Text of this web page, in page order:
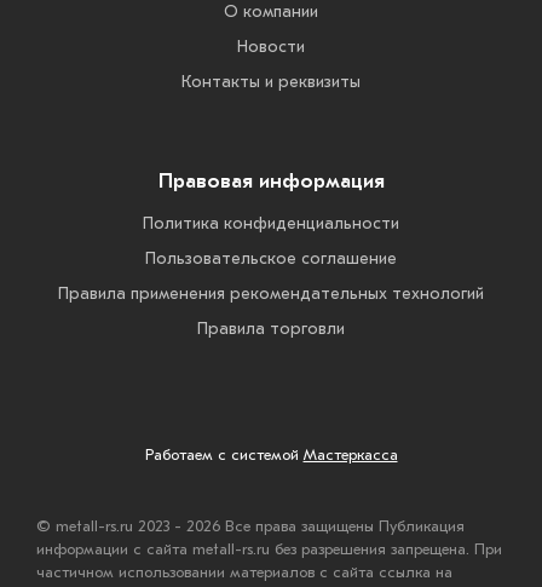
О компании
Новости
Контакты и реквизиты
Правовая информация
Политика конфиденциальности
Пользовательское соглашение
Правила применения рекомендательных технологий
Правила торговли
Работаем с системой Мастеркасса
© metall-rs.ru 2023 - 2026 Все права защищены Публикация
информации с сайта metall-rs.ru без разрешения запрещена. При
частичном использовании материалов с сайта ссылка на